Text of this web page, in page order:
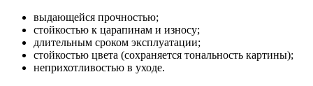
выдающейся прочностью;
стойкостью к царапинам и износу;
длительным сроком эксплуатации;
стойкостью цвета (сохраняется тональность картины);
неприхотливостью в уходе.